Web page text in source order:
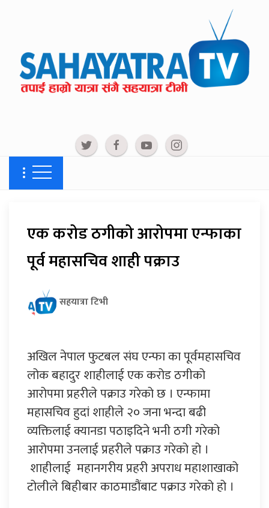
एक करोड ठगीको आरोपमा एन्फाका
पूर्व महासचिव शाही पक्राउ
सहयात्रा टिभी
अखिल नेपाल फुटबल संघ एन्फा का पूर्वमहासचिव
लोक बहादुर शाहीलाई एक करोड ठगीको
आरोपमा प्रहरीले पक्राउ गरेको छ । एन्फामा
महासचिव हुदां शाहीले २० जना भन्दा बढी
व्यक्तिलाई क्यानडा पठाइदिने भनी ठगी गरेको
आरोपमा उनलाई प्रहरीले पक्राउ गरेको हो ।
शाहीलाई महानगरीय प्रहरी अपराध महाशाखाको
टोलीले बिहीबार काठमाडौंबाट पक्राउ गरेको हो ।